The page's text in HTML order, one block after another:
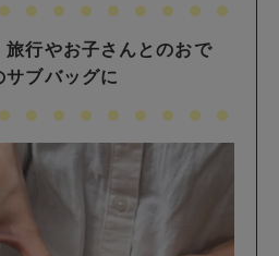
行やお子さんとのおで
サブバッグに